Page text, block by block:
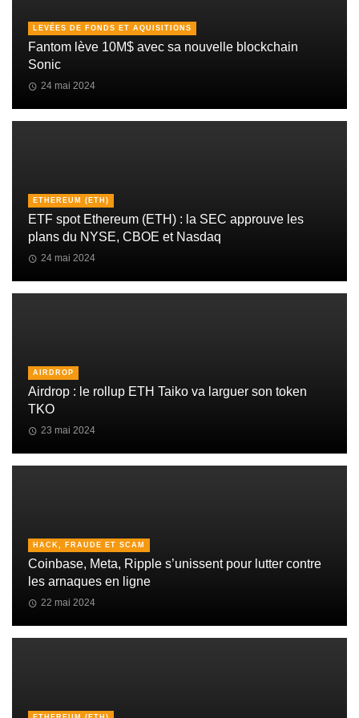
LEVÉES DE FONDS ET AQUISITIONS
Fantom lève 10M$ avec sa nouvelle blockchain
Sonic
24 mai 2024
ETHEREUM (ETH)
ETF spot Ethereum (ETH) : la SEC approuve les
plans du NYSE, CBOE et Nasdaq
24 mai 2024
AIRDROP
Airdrop : le rollup ETH Taiko va larguer son token
TKO
23 mai 2024
HACK, FRAUDE ET SCAM
Coinbase, Meta, Ripple s’unissent pour lutter contre
les arnaques en ligne
22 mai 2024